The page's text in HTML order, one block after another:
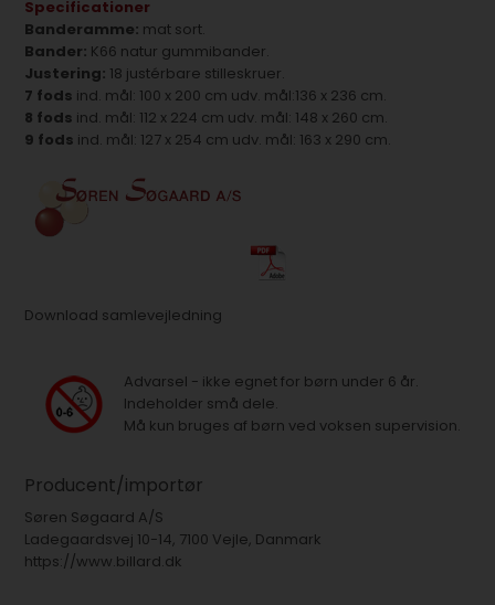
Specificationer
Banderamme: mat sort.
Bander: K66 natur gummibander.
Justering: 18 justérbare stilleskruer.
7 fods ind. mål: 100 x 200 cm udv. mål:136 x 236 cm.
8 fods ind. mål: 112 x 224 cm udv. mål: 148 x 260 cm.
9 fods ind. mål: 127 x 254 cm udv. mål: 163 x 290 cm.
Download samlevejledning
Advarsel - ikke egnet for børn under 6 år.
Indeholder små dele.
Må kun bruges af børn ved voksen supervision.
Producent/importør
Søren Søgaard A/S
Ladegaardsvej 10-14, 7100 Vejle, Danmark
https://www.billard.dk